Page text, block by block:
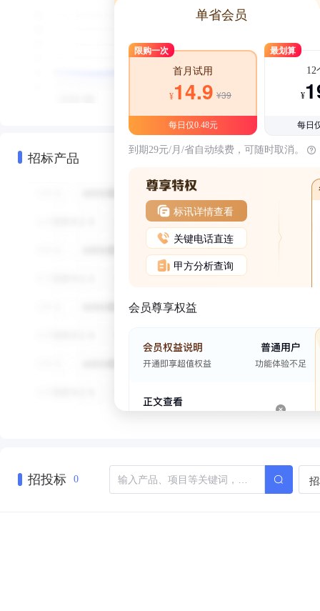
招标产品
单省会员
限购一次
首月试用
¥14.9 ¥39
每日仅0.48元
最划算
12
¥
每日
到期29元/月/省自动续费，可随时取消。
标讯详情查看
关键电话直连
甲方分析查询
会员尊享权益
招投标 0